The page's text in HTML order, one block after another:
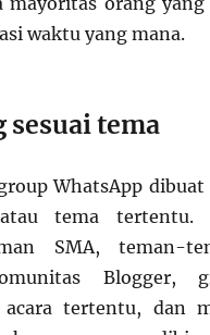
waktu yang mana.
sesuai tema
WhatsApp
tema tertentu.
SMA, teman-
Blogger,
acara tertentu, dan